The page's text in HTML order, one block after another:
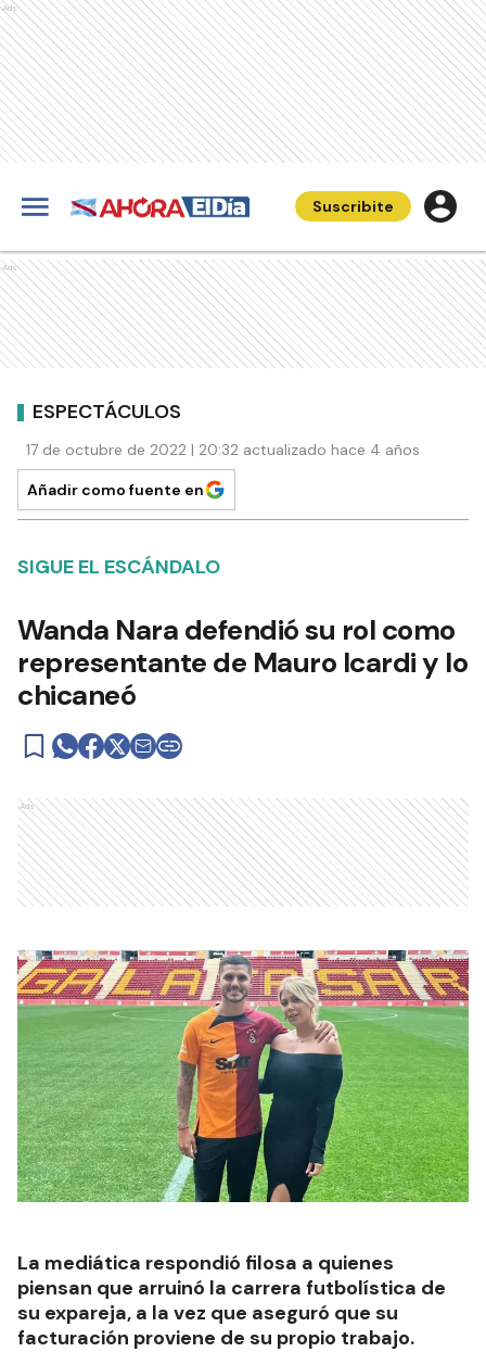
Ads
Suscribite
Ads
ESPECTÁCULOS
17 de octubre de 2022 | 20:32 actualizado hace 4 años
Añadir como fuente en
SIGUE EL ESCÁNDALO
Wanda Nara defendió su rol como
representante de Mauro Icardi y lo
chicaneó
Ads
La mediática respondió filosa a quienes
piensan que arruinó la carrera futbolística de
su expareja, a la vez que aseguró que su
facturación proviene de su propio trabajo.